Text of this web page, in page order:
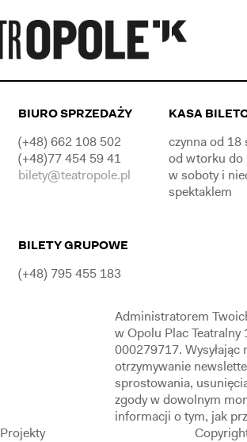
BIURO SPRZEDAŻY
(+48) 662 108 502
(+48)77 454 59 41
bilety@teatropole.pl
BILETY GRUPOWE
(+48) 795 455 183
KASA
czynna od 18
od wtorku do
w soboty i
spektaklem
Administratorem
w Opolu Plac
000279717.
otrzymywanie
sprostowania,
zgody w dowolnym
informacji o tym, jak
Projekty